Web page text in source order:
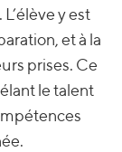
y est
et à la
prises. Ce
le talent